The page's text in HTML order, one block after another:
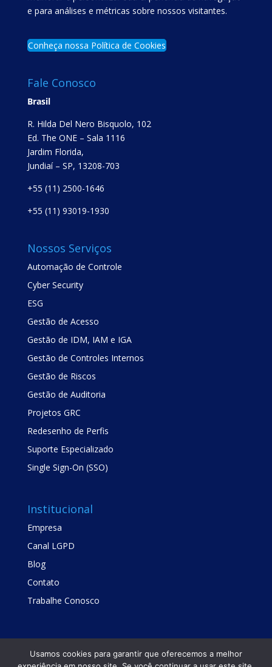
e para análises e métricas sobre nossos visitantes.
Conheça nossa Política de Cookies
Fale Conosco
Brasil
R. Hilda Del Nero Bisquolo, 102
Ed. The ONE – Sala 1116
Jardim Florida,
Jundiaí – SP, 13208-703
+55 (11) 2500-1646
+55 (11) 93019-1930
Nossos Serviços
Automação de Controle
Cyber Security
ESG
Gestão de Acesso
Gestão de IDM, IAM e IGA
Gestão de Controles Internos
Gestão de Riscos
Gestão de Auditoria
Projetos GRC
Redesenho de Perfis
Suporte Especializado
Single Sign-On (SSO)
Institucional
Empresa
Canal LGPD
Blog
Contato
Trabalhe Conosco
Usamos cookies para garantir que oferecemos a melhor